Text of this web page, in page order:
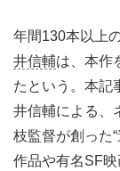
年間130本以上
井信輔は、本作
たという。本記
井信輔による、
枝監督が創った
作品や有名SF映